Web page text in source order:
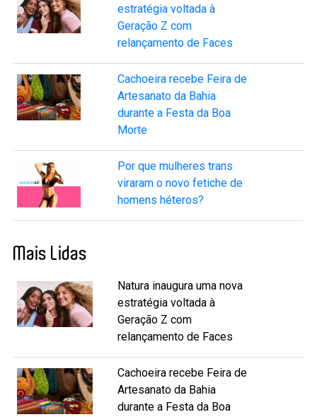
estratégia voltada à
Geração Z com
relançamento de Faces
Cachoeira recebe Feira de
Artesanato da Bahia
durante a Festa da Boa
Morte
Por que mulheres trans
viraram o novo fetiche de
homens héteros?
Mais Lidas
Natura inaugura uma nova
estratégia voltada à
Geração Z com
relançamento de Faces
Cachoeira recebe Feira de
Artesanato da Bahia
durante a Festa da Boa